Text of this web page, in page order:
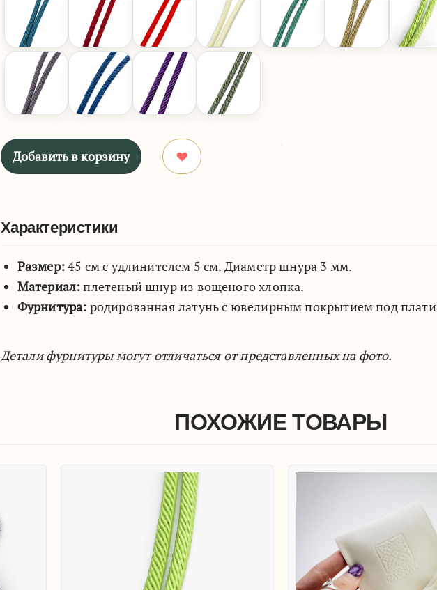
Добавить в корзину
Характеристики
Размер:45 см с удлинителем 5 см. Диаметр шнура 3 мм.
Материал:плетеный шнур из вощеного хлопка.
Фурнитура: родированная латунь с ювелирным покрытием под
Детали фурнитуры могут отличаться от представленных на фото.
ПОХОЖИЕ ТОВАРЫ